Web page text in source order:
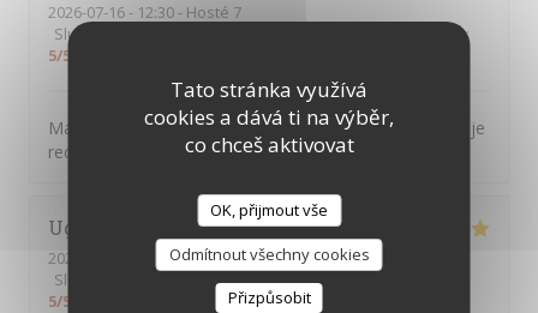
Tato stránka využívá
cookies a dává ti na výběr,
co chceš aktivovat
OK, přijmout vše
Odmítnout všechny cookies
Přizpůsobit
2026-07-16- 12:30 - Hosté 7
Služba
Kvalita / Cena:
5/5
Magnifique, tout était parfait. L’accueil la présentation je
recommande encore merci
Ughetto
2026-07-21
- 12:15 - Hosté 2
Služba
Atmosféra:5/5 Kuchyně
5/5